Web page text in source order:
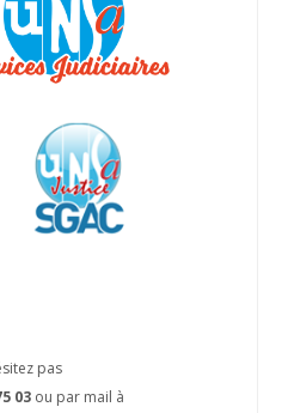
pas
03 ou par mail à